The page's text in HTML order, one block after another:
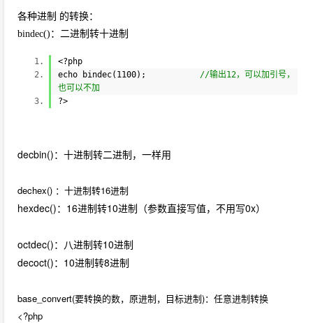
各种进制 的转换：
bindec()：二进制转十进制
<?php
echo
bindec(1100); //输出12，可以加引号，
也可以不加
?>
decbin()：十进制转二进制，一样用
dechex() ：十进制转16进制
hexdec()：16进制转10进制（参数直接写值，不用写0x）
octdec()：八进制转10进制
decoct()：10进制转8进制
base_convert(要转换的数，原进制，目标进制)：任意进制转换
<?php